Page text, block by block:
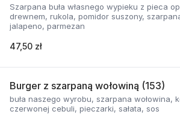
Szarpana buła własnego wypieku z pieca
drewnem, rukola, pomidor suszony,
jalapeno, parmezan
47,50 zł
Burger z szarpaną wołowiną (153)
buła naszego wyrobu, szarpana wołowina,
czerwonej cebuli, pieczarki, sałata, sos